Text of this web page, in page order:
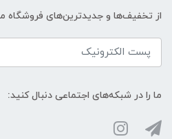
از تخفیف‌ها و جدیدترین‌های فروشگاه
ما را در شبکه‌های اجتماعی دنبال کنید: